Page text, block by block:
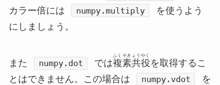
カラー倍には
numpy.multiply
を使うよう
にしましょう。
また numpy.dot では複素共役
ふくそきょうやく
を取得するこ
とはできません。この場合は
numpy.vdot
を